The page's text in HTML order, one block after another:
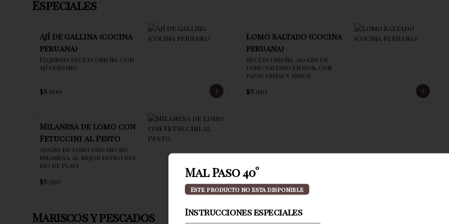
Especiales
Ají de gallina (cocina
peruana)
Exquisita receta limeña. Con
ají peruano
$8.600
Lomo Saltado (cocina
peruana)
Receta limeña, 250 grs de
lomo saltado en wok, con
papas fritas y arroz
$8.950
Milanesa de lomo con
Fetuccini al Pesto
250grs de lomo liso hecho
milanesa, al mejor estilo del
Río de Plata
$8.950
Mariscos y pescados
Mal Paso 40°
Este producto no esta disponible
Instrucciones especiales